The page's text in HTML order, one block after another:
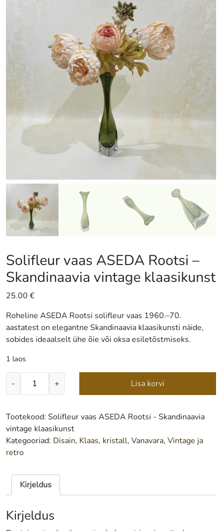
Solifleur vaas ASEDA Rootsi –
Skandinaavia vintage klaasikunst
25.00 €
Roheline ASEDA Rootsi solifleur vaas 1960.–70.
aastatest on elegantne Skandinaavia klaasikunsti näide,
sobides ideaalselt ühe õie või oksa esiletõstmiseks.
1 laos
-
Solifleur
Rootsi
-
Skandinaavia
vintage
kogus
+ Lisa korvi
Tootekood: Solifleur vaas ASEDA Rootsi - Skandinaavia
vintage klaasikunst
Kategooriad: Disain, Klaas, kristall, Vanavara, Vintage ja
retro
Kirjeldus
Kirjeldus